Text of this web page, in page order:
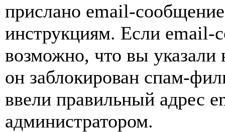
прислано email-
инструкциям. Если email-
возможно, что вы
он заблокирован спам-
ввели правильный адрес
администратором.